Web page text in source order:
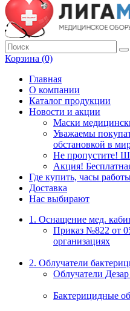
Корзина (0)
Главная
О компании
Каталог продукции
Новости и акции
Маски
Уважаемы
обстановкой в
Не пропустите!
Акция!
Где купить, часы
Доставка
Нас выбирают
1. Оснащение мед.
Приказ №822 от
организациях
2. Облучатели
Облучатели
Бактерицидные